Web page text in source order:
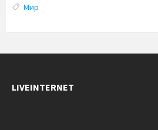
Tags:
Мир
LIVEINTERNET